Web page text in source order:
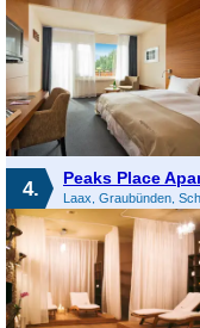
4. Peaks Place
Laax, Graubünden,